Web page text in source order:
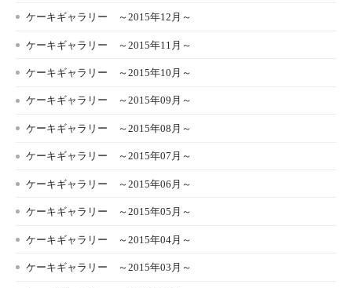
ケーキギャラリー ～2015年12月～
ケーキギャラリー ～2015年11月～
ケーキギャラリー ～2015年10月～
ケーキギャラリー ～2015年09月～
ケーキギャラリー ～2015年08月～
ケーキギャラリー ～2015年07月～
ケーキギャラリー ～2015年06月～
ケーキギャラリー ～2015年05月～
ケーキギャラリー ～2015年04月～
ケーキギャラリー ～2015年03月～